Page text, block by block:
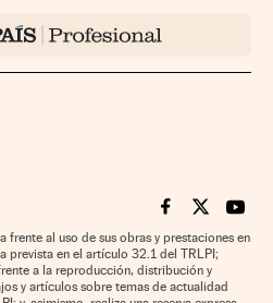
Cinco Días en
Cinco Días
Cinco
frente al uso de sus obras y prestaciones en
prevista en el artículo 32.1 del TRLPI;
a la reproducción, distribución y
y artículos sobre temas de actualidad